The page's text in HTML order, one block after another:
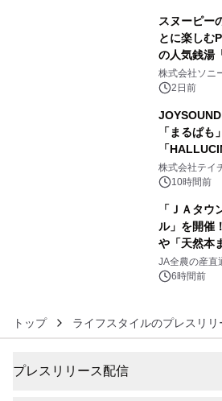
スヌーピー
とに楽し
の人気銭湯
ラボレーシ
ボグッズも
株式会社ソニ
2日前
「まるぱも
「
信リリース
株式会社テイ
10時間前
「ＪＡタ
ル」を開催
や「天然本
販売！～毎
JA全農の産直
6時間前
トップ ライフスタイルのプレスリリ
プレスリリース配信